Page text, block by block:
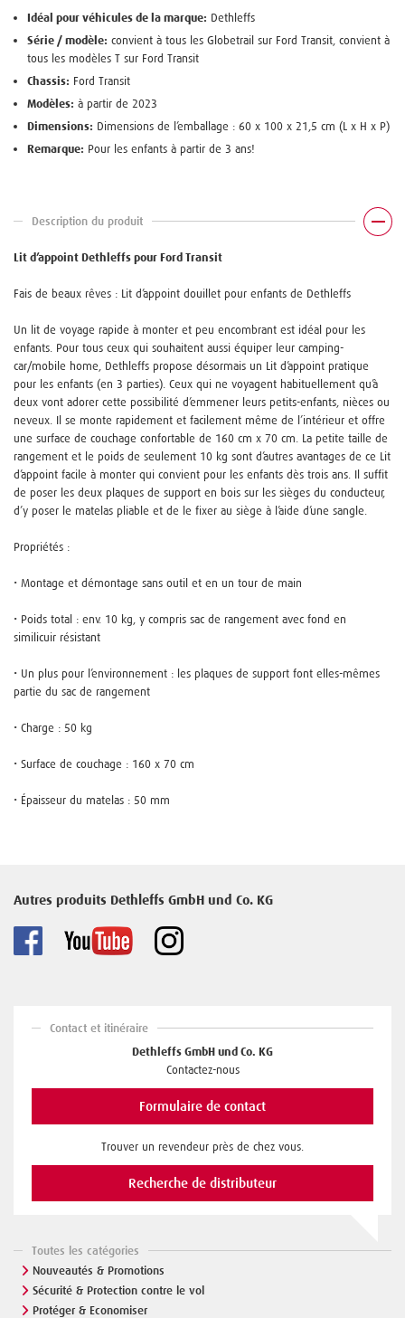
Idéal pour véhicules de la marque: Dethleffs
Série / modèle: convient à tous les Globetrail sur Ford Transit, convient à
tous les modèles T sur Ford Transit
Chassis: Ford Transit
Modèles: à partir de 2023
Dimensions: Dimensions de l’emballage : 60 x 100 x 21,5 cm (L x H x P)
Remarque: Pour les enfants à partir de 3 ans!
Description du produit
Lit d’appoint Dethleffs pour Ford Transit
Fais de beaux rêves : Lit d’appoint douillet pour enfants de Dethleffs
Un lit de voyage rapide à monter et peu encombrant est idéal pour les
enfants. Pour tous ceux qui souhaitent aussi équiper leur camping-
car/mobile home, Dethleffs propose désormais un Lit d’appoint pratique
pour les enfants (en 3 parties). Ceux qui ne voyagent habituellement qu’à
deux vont adorer cette possibilité d’emmener leurs petits-enfants, nièces ou
neveux. Il se monte rapidement et facilement même de l’intérieur et offre
une surface de couchage confortable de 160 cm x 70 cm. La petite taille de
rangement et le poids de seulement 10 kg sont d’autres avantages de ce Lit
d’appoint facile à monter qui convient pour les enfants dès trois ans. Il suffit
de poser les deux plaques de support en bois sur les sièges du conducteur,
d’y poser le matelas pliable et de le fixer au siège à l’aide d’une sangle.
Propriétés :
• Montage et démontage sans outil et en un tour de main
• Poids total : env. 10 kg, y compris sac de rangement avec fond en
similicuir résistant
• Un plus pour l’environnement : les plaques de support font elles-mêmes
partie du sac de rangement
• Charge : 50 kg
• Surface de couchage : 160 x 70 cm
• Épaisseur du matelas : 50 mm
Autres produits Dethleffs GmbH und Co. KG
Contact et itinéraire
Dethleffs GmbH und Co. KG
Contactez-nous
Formulaire de contact
Trouver un revendeur près de chez vous.
Recherche de distributeur
Toutes les catégories
Nouveautés & Promotions
Sécurité & Protection contre le vol
Protéger & Economiser